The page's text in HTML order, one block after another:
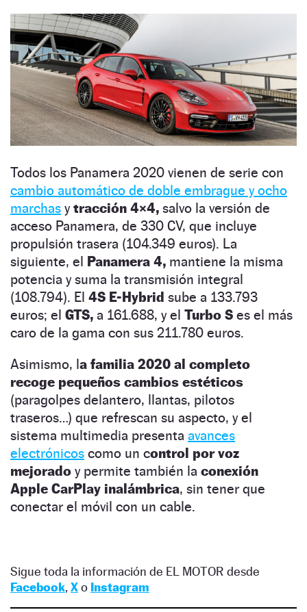
Todos los Panamera 2020 vienen de serie con
cambio automático de doble embrague y ocho
marchas ytracción 4×4, salvo la versión de
acceso Panamera, de 330 CV, que incluye
propulsión trasera (104.349 euros). La
siguiente, el Panamera 4, mantiene la misma
potencia y suma la transmisión integral
(108.794). El 4S E-Hybrid sube a 133.793
euros; el GTS, a 161.688, y el Turbo S es el más
caro de la gama con sus 211.780 euros.
Asimismo, la familia 2020 al completo
recoge pequeños cambios estéticos
(paragolpes delantero, llantas, pilotos
traseros…) que refrescan su aspecto, y el
sistema multimedia presenta avances
electrónicos como un control por voz
mejorado y permite también la conexión
Apple CarPlay inalámbrica, sin tener que
conectar el móvil con un cable.
Sigue toda la información de EL MOTOR desde
Facebook, Xo Instagram